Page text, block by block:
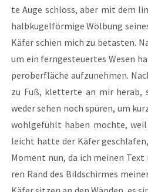
te Auge schloss, aber mit dem
halb­ku­gel­för­mi­ge Wöl­bung
Käfer schien mich zu betas­ten.
um ein fern­ge­steu­er­tes Wesen
per­ober­flä­che auf­zu­neh­men.
zu Fuß, klet­ter­te an mir her­ab,
weder sehen noch spü­ren, um
wohl­ge­fühlt haben moch­te,
leicht hat­te der Käfer
Moment nun, da ich mei­nen
ren Rand des Bild­schir­mes